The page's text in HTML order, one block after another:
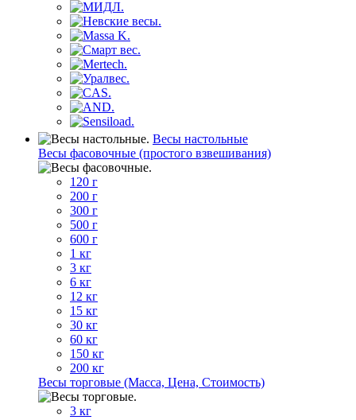
Весы настольные
Весы фасовочные (простого взвешивания)
120 г
200 г
300 г
500 г
600 г
1 кг
3 кг
6 кг
12 кг
15 кг
30 кг
60 кг
150 кг
200 кг
Весы торговые (Масса, Цена, Стоимость)
3 кг